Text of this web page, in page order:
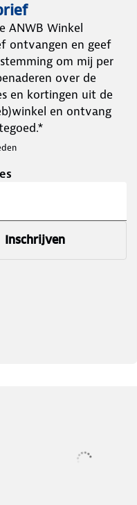
ANWB Winkel
ontvangen en geef
om mij per
over de
en kortingen uit de
en ontvang
Inschrijven